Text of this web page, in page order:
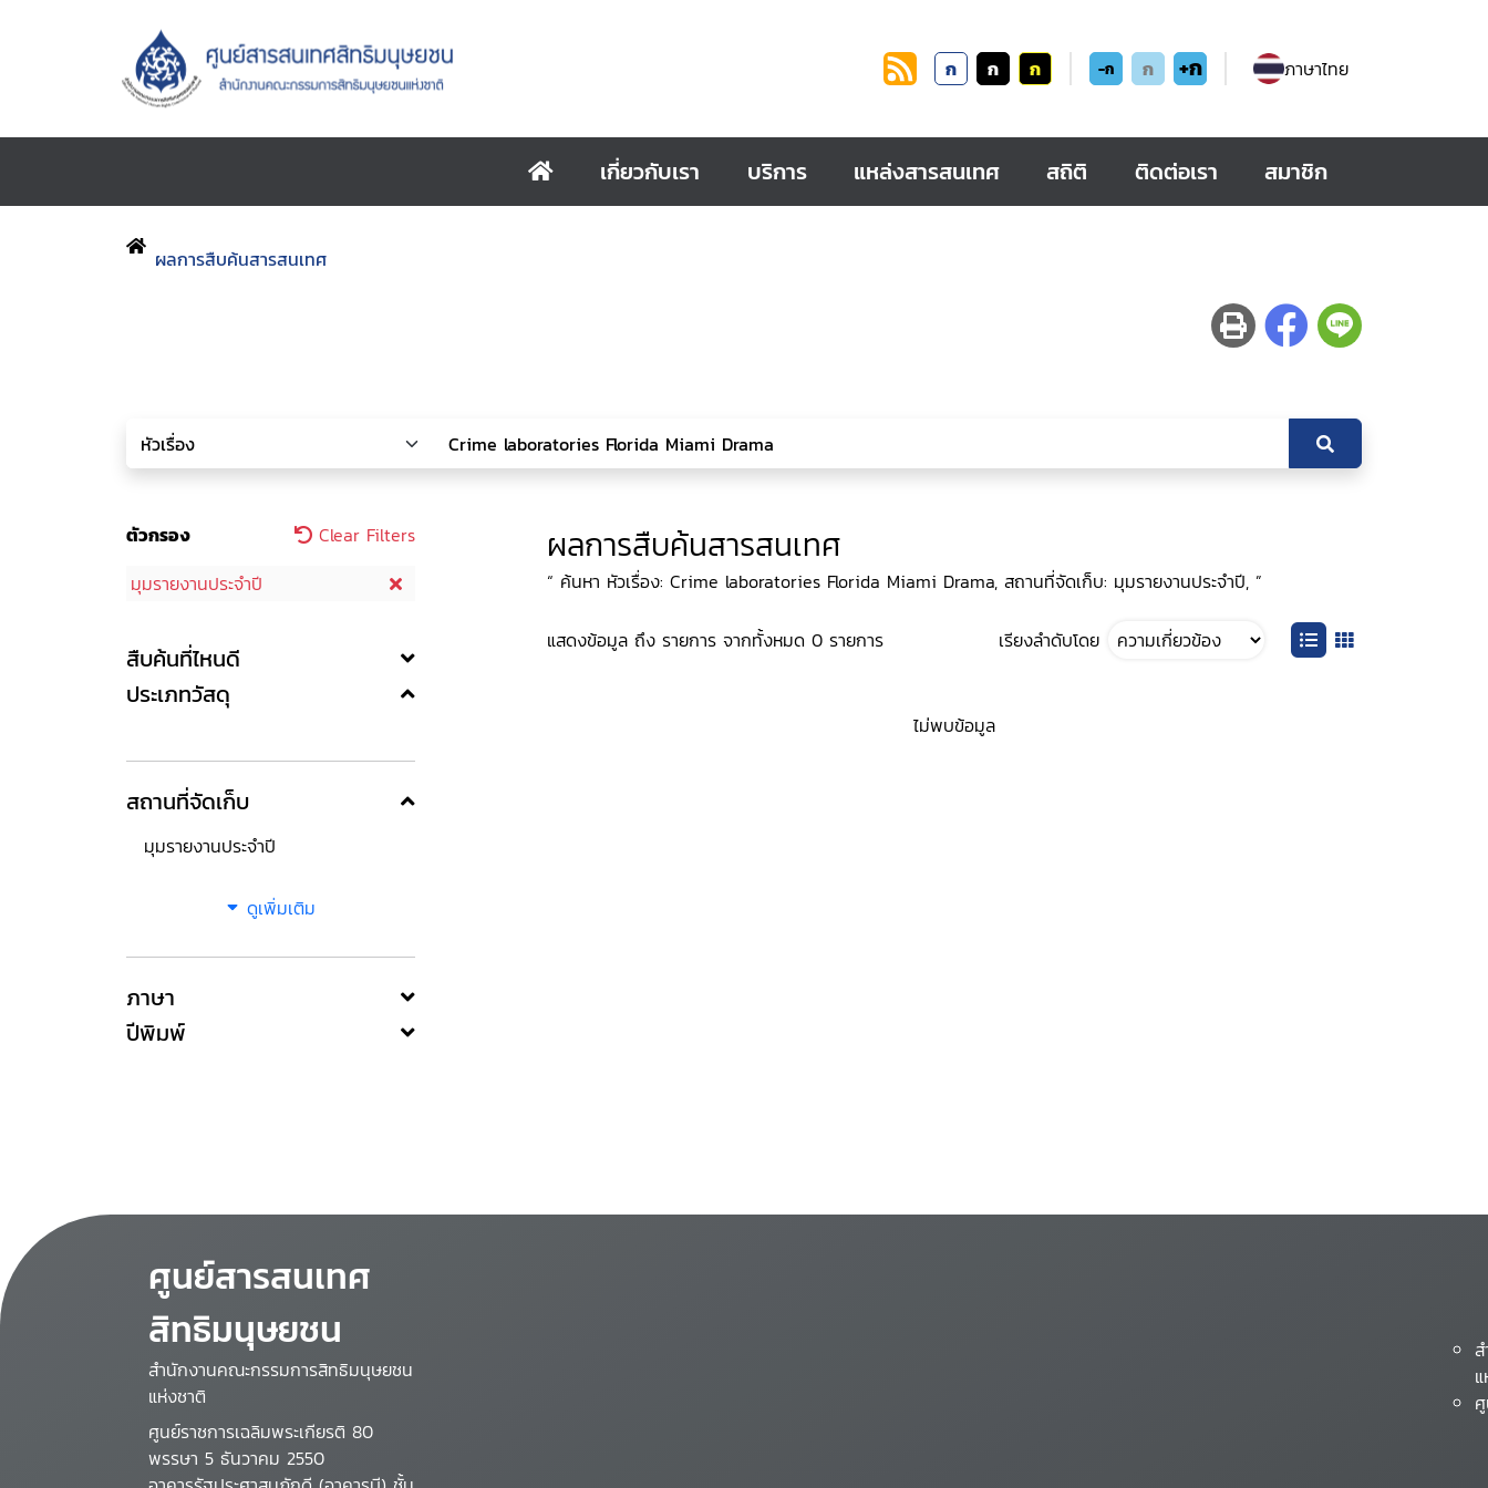
ก ก ก -ก ก +ก ภาษาไทย
เกี่ยวกับเรา บริการ แหล่งสารสนเทศ สถิติ ติดต่อเรา สมาชิก
ผลการสืบค้นสารสนเทศ
ตัวกรอง
Clear Filters
มุมรายงานประจำปี
สืบค้นที่ไหนดี
ประเภทวัสดุ
สถานที่จัดเก็บ
มุมรายงานประจำปี
ดูเพิ่มเติม
ภาษา
ปีพิมพ์
ผลการสืบค้นสารสนเทศ
“ ค้นหา หัวเรื่อง: Crime laboratories Florida Miami Drama, สถานที่จัดเก็บ: มุมรายงานประจำปี, ”
แสดงข้อมูล ถึง รายการ จากทั้งหมด 0 รายการ เรียงลำดับโดย
ไม่พบข้อมูล
ศูนย์สารสนเทศ
สิทธิมนุษยชน
สำนักงานคณะกรรมการสิทธิมนุษยชน
แห่งชาติ
ศูนย์ราชการเฉลิมพระเกียรติ 80
พรรษา 5 ธันวาคม 2550